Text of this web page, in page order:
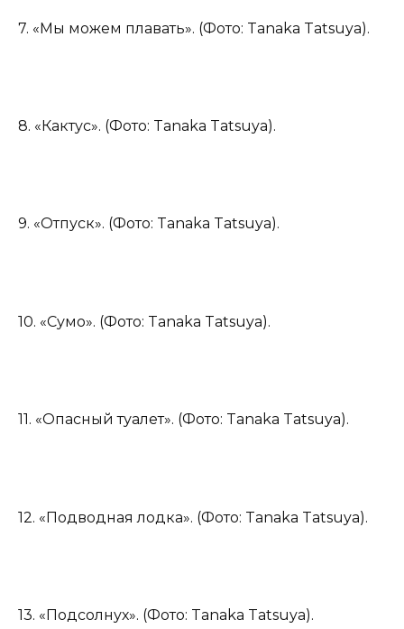
7. «Мы можем плавать». (Фото: Tanaka Tatsuya).
8. «Кактус». (Фото: Tanaka Tatsuya).
9. «Отпуск». (Фото: Tanaka Tatsuya).
10. «Сумо». (Фото: Tanaka Tatsuya).
11. «Опасный туалет». (Фото: Tanaka Tatsuya).
12. «Подводная лодка». (Фото: Tanaka Tatsuya).
13. «Подсолнух». (Фото: Tanaka Tatsuya).